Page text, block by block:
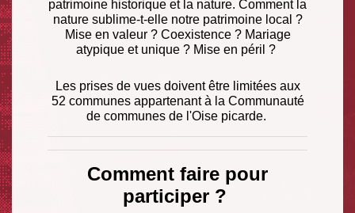
patrimoine historique et la nature. Comment la
nature sublime-t-elle notre patrimoine local ?
Mise en valeur ? Coexistence ? Mariage
atypique et unique ? Mise en péril ?
Les prises de vues doivent être limitées aux
52 communes appartenant à la Communauté
de communes de l'Oise picarde.
Comment faire pour
participer ?